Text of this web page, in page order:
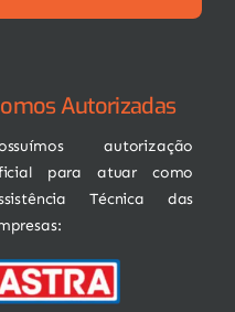
Autorizadas
autorização
para atuar como
Técnica das